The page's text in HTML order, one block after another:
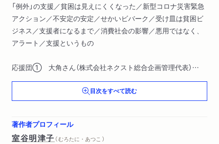
「例外」の支援／貧困は見えにくくなった／新型コロナ災害緊急
アクション／不安定の安定／せかいビバーク／受け皿は貧困ビ
ジネス／支援者になるまで／消費社会の影響／悪用ではなく、
アラート／支援というもの
応援団① 大角さん（株式会社ネクスト総合企画管理代表）
第２章 ふつうの支援者、大いに悩む
仮放免の実態／一番の動機は生活費／きっかけはアミーゴス／
のか／困っているから助ける／「行動を起こした人」を増やす／
ふつうのこと
目次をすべて読む
著作者プロフィール
室谷明津子 （ むろたに・あつこ ）